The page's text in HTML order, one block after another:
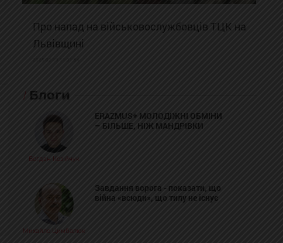
Про напад на військовослужбовців ТЦК на
Львівщині
Блоги
Богдан Козійчук
ERAZMUS+ МОЛОДІЖНІ ОБМІНИ
– БІЛЬШЕ, НІЖ МАНДРІВКИ
Михайло Цимбалюк
Завдання ворога - показати, що
війна «всюди», що тилу не існує